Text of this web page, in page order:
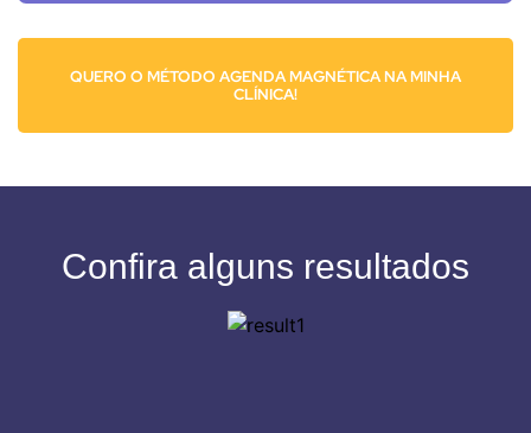
QUERO O MÉTODO AGENDA MAGNÉTICA NA MINHA
CLÍNICA!
Confira alguns resultados